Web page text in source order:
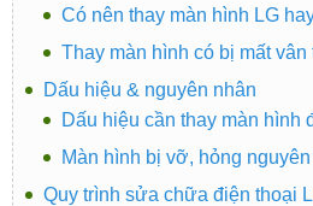
Có nên thay màn hình LG
Thay màn hình có bị mất vân
Dấu hiệu & nguyên nhân
Dấu hiệu cần thay màn hình
Màn hình bị vỡ, hỏng
Quy trình sửa chữa điện thoại